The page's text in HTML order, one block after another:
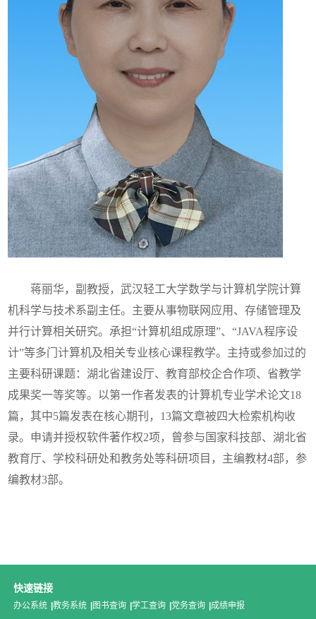
蒋丽华，副教授，武汉轻工大学数学与计算机学院计算
机科学与技术系副主任。主要从事物联网应用、存储管理及
并行计算相关研究。承担“计算机组成原理”、“JAVA程序设
计”等多门计算机及相关专业核心课程教学。主持或参加过的
主要科研课题：湖北省建设厅、教育部校企合作项、省教学
成果奖一等奖等。以第一作者发表的计算机专业学术论文18
篇，其中5篇发表在核心期刊，13篇文章被四大检索机构收
录。申请并授权软件著作权2项，曾参与国家科技部、湖北省
教育厅、学校科研处和教务处等科研项目，主编教材4部，参
编教材3部。
快速链接
办公系统 教务系统 图书查询 学工查询 党务查询 成绩申报